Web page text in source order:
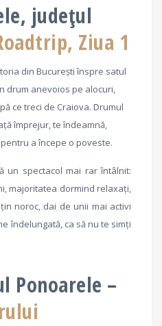
județul
Ziua 1
din București înspre satul
drum anevoios pe alocuri,
ce treci de Craiova. Drumul
împrejur, te îndeamnă,
a începe o poveste.
un spectacol mai rar întâlnit:
majoritatea dormind relaxați,
noroc, dai de unii mai activi
îndelungată, ca să nu te simți
Ponoarele –